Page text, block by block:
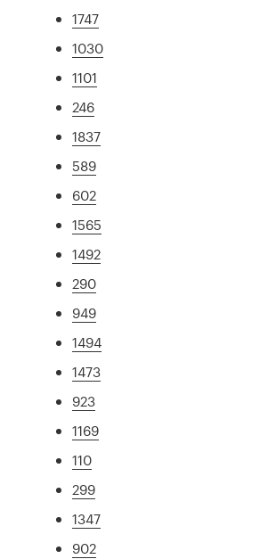
1747
1030
1101
246
1837
589
602
1565
1492
290
949
1494
1473
923
1169
110
299
1347
902